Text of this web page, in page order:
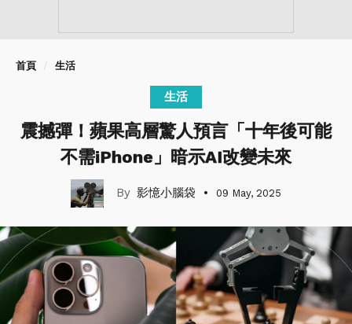
首頁 生活
生活
震撼彈！蘋果高層驚人預言「十年後可能
不需iPhone」暗示AI改變未來
影憶小腦袋 09 May, 2025